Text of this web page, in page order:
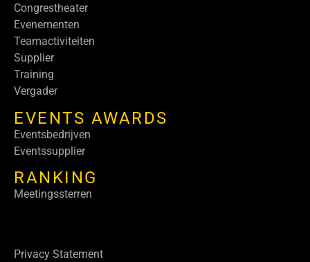
Congrestheater
Evenementen
Teamactiviteiten
Supplier
Training
Vergader
EVENTS AWARDS
Eventsbedrijven
Eventssupplier
RANKING
Meetingssterren
Privacy Statement